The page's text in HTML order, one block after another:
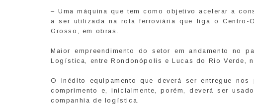
– Uma máquina que tem como objetivo acelerar a
a ser utilizada na rota ferroviária que liga o Centro-
Grosso, em obras.
Maior empreendimento do setor em andamento no
Logística, entre Rondonópolis e Lucas do Rio Verde,
O inédito equipamento que deverá ser entregue
comprimento e, inicialmente, porém, deverá ser
companhia de logística.